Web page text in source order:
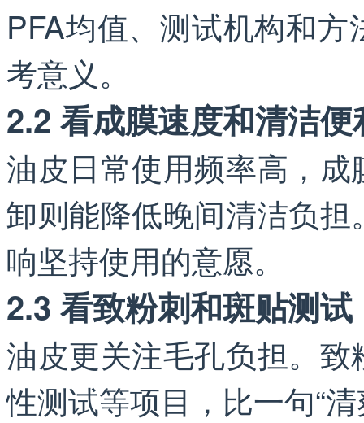
PFA均值、测试机构和
考意义。
2.2 看成膜速度和清洁便
油皮日常使用频率高，
卸则能降低晚间清洁负
响坚持使用的意愿。
2.3 看致粉刺和斑贴测试
油皮更关注毛孔负担。
性测试等项目，比一句“